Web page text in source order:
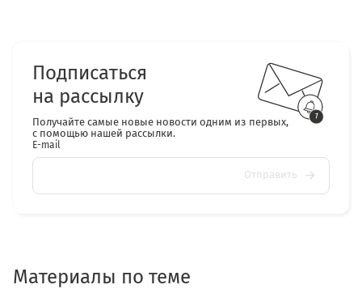
Подписаться
на рассылку
Получайте самые новые новости одним из первых,
с помощью нашей рассылки.
E-mail
Отправить
Материалы по теме